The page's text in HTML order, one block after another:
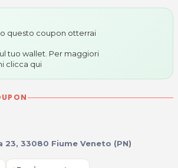
questo coupon otterrai
tuo wallet. Per maggiori
clicca qui
23, 33080 Fiume Veneto (PN)